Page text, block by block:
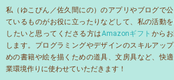
私（ゆこびん／佐久間にの）のアプリやブログで公
ているものがお役に立ったりなどして、私の活動
したいと思ってくださる方はAmazonギフト から
します。プログラミングやデザインのスキルアッ
めの書籍や絵を描くための道具、文房具など、快
業環境作りに使わせていただきます！